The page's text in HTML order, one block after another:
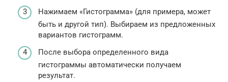
Нажимаем «Гистограмма» (для примера, может
быть и другой тип). Выбираем из предложенных
вариантов гистограмм.
После выбора определенного вида
гистограммы автоматически получаем
результат.